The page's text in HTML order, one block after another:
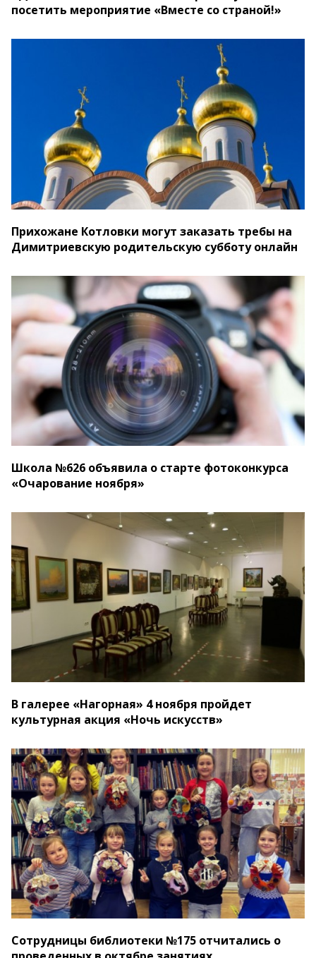
посетить мероприятие «Вместе со страной!»
Прихожане Котловки могут заказать требы на
Димитриевскую родительскую субботу онлайн
Школа №626 объявила о старте фотоконкурса
«Очарование ноября»
В галерее «Нагорная» 4 ноября пройдет
культурная акция «Ночь искусств»
Сотрудницы библиотеки №175 отчитались о